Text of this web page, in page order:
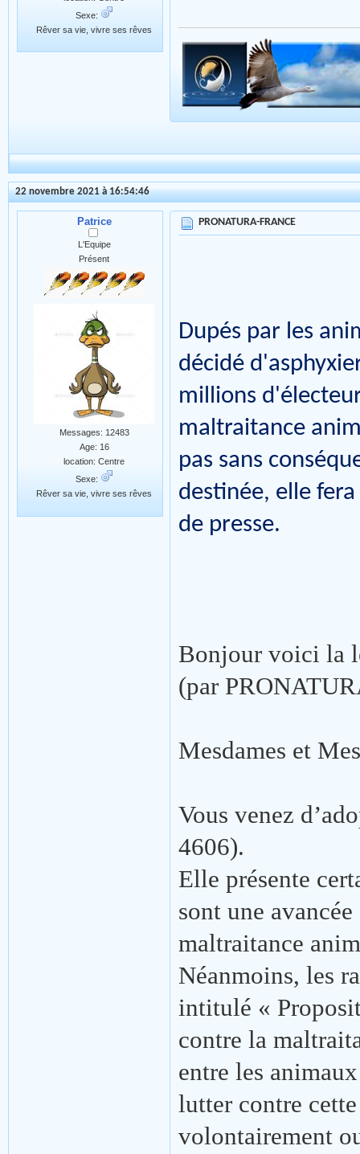
Sexe:
Rêver sa vie, vivre ses rêves
22 novembre 2021 à 16:54:46
Patrice
L'Equipe
Présent
Messages: 12483
Age: 16
location: Centre
Sexe:
Rêver sa vie, vivre ses rêves
PRONATURA-FRANCE
Dupés par les
décidé
millions
maltraitance
pas sans
destinée, elle
de presse.
Bonjour voici la
(par
Mesdames et
Vous venez
4606).
Elle présente
sont une
maltraitance
Néanmoins, les
intitulé «
contre la
entre les
lutter contre
volontairement